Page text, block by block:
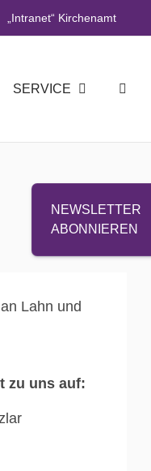
„Intranet“ Kirchenamt
SERVICE
NEWSLETTER
ABONNIEREN
zu uns auf: